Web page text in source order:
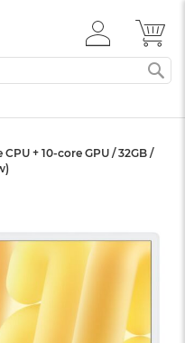
ZALOGUJ
SIĘ
+ 10-core GPU / 32GB /